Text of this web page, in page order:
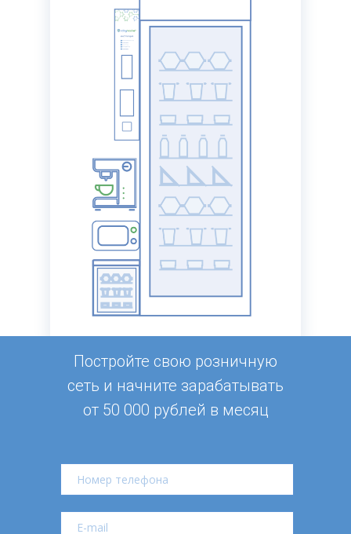
Постройте свою розничную
сеть и начните зарабатывать
от 50 000 рублей в месяц